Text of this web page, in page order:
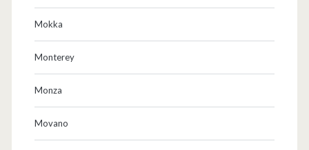
Mokka
Monterey
Monza
Movano